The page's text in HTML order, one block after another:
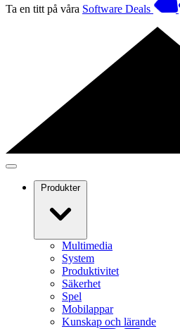
Ta en titt på våra Software Deals
Produkter
Multimedia
System
Produktivitet
Säkerhet
Spel
Mobilappar
Kunskap och lärande